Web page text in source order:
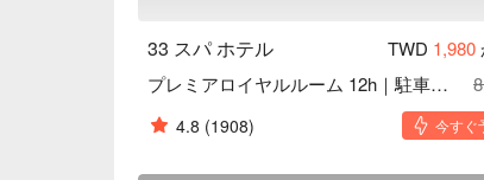
33 スパ ホテル TWD 1,980
プレミアロイヤルルーム 12h｜駐車スペース付き
4.8 (1908) 今すぐ